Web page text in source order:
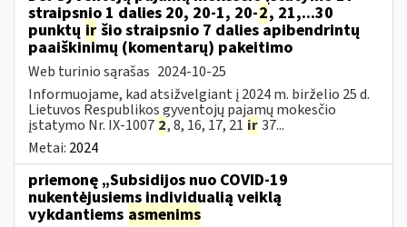
straipsnio 1 dalies 20, 20-1, 20-2, 21,...30
punktų ir šio straipsnio 7 dalies apibendrintų
paaiškinimų (komentarų) pakeitimo
Web turinio sąrašas 2024-10-25
Informuojame, kad atsižvelgiant į 2024 m. birželio 25 d.
Lietuvos Respublikos gyventojų pajamų mokesčio
įstatymo Nr. IX-1007 2, 8, 16, 17, 21 ir37...
Metai: 2024
priemonę „Subsidijos nuo COVID-19
nukentėjusiems individualią veiklą
vykdantiems asmenims